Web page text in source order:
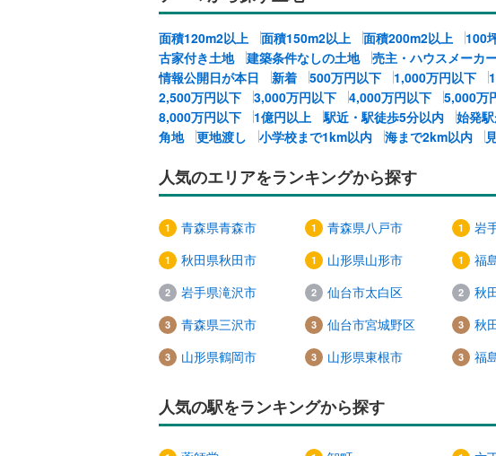
面積120m2以上 面積150m2以上 面積200m2以上 100
古家付き土地
建築条件なしの土地 売主・ハウスメーカ
情報公開日が本日
新着 500万円以下 1,000万円以下
2,500万円以下
3,000万円以下 4,000万円以下 5,000万
8,000万円以下
1億円以上 駅近・駅徒歩5分以内 始発
角地
更地渡し 小学校まで1km以内 海まで2km以内
人気のエリアをランキングから探す
青森県青森市 青森県八戸市 岩
秋田県秋田市
山形県山形市 福
岩手県滝沢市
仙台市太白区 秋
青森県三沢市
仙台市宮城野区 秋
山形県鶴岡市
山形県東根市 福
人気の駅をランキングから探す